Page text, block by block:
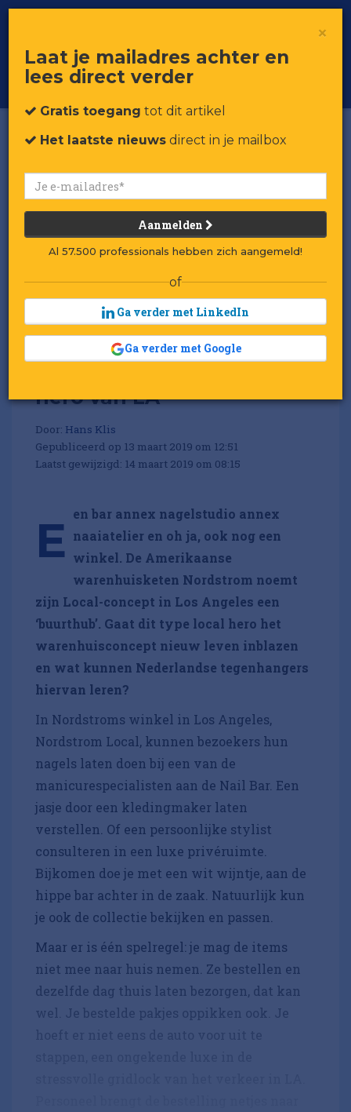
Voor professionals in retail & brands
Toggle
hero van LA
Door: Hans Klis
Gepubliceerd op 13 maart 2019 om 12:51
Laatst gewijzigd: 14 maart 2019 om 08:15
E en bar annex nagelstudio annex
naaiatelier en oh ja, ook nog een
winkel. De Amerikaanse
warenhuisketen Nordstrom noemt
zijn Local-concept in Los Angeles een
‘buurthub’. Gaat dit type local hero het
warenhuisconcept nieuw leven inblazen
en wat kunnen Nederlandse tegenhangers
hiervan leren?
In Nordstroms winkel in Los Angeles,
Nordstrom Local, kunnen bezoekers hun
nagels laten doen bij een van de
manicurespecialisten aan de Nail Bar. Een
jasje door een kledingmaker laten
verstellen. Of een persoonlijke stylist
consulteren in een luxe privéruimte.
Bijkomen doe je met een wit wijntje, aan de
hippe bar achter in de zaak. Natuurlijk kun
je ook de collectie bekijken en passen.
Maar er is één spelregel: je mag de items
niet mee naar huis nemen. Ze bestellen en
dezelfde dag thuis laten bezorgen, dat kan
wel. Je bestelde pakjes oppikken ook. Je
×
Laat je mailadres achter en
lees direct verder
Gratis toegang tot dit artikel
Het laatste nieuws direct in je mailbox
Aanmelden
Al 57.500 professionals hebben zich aangemeld!
of
Ga verder met LinkedIn
Ga verder met Google